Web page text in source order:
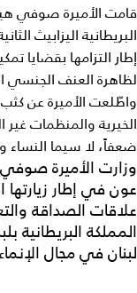
قامت الأميرة صوفي
البريطانية اليزابيث
إطار التزامها بقضايا
لظاهرة العنف الجنسي
واطّلعت الأميرة عن
الخيرية والمنظمات غير
ضعفاً، لا سيما النساء
وزارت الأميرة صوفي
عون في إطار
علاقات الصداقة
المملكة البريطانية
لبنان في مجال